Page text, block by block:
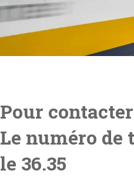
Pour
Le numéro de
le 36.35